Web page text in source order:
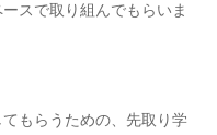
スで取り組んでもらいま
もらうための、先取り学